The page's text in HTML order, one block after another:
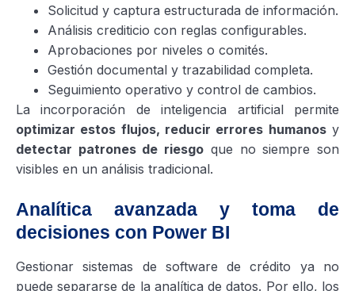
Solicitud y captura estructurada de información.
Análisis crediticio con reglas configurables.
Aprobaciones por niveles o comités.
Gestión documental y trazabilidad completa.
Seguimiento operativo y control de cambios.
La incorporación de inteligencia artificial permite
optimizar estos flujos, reducir errores humanosy
detectar patrones de riesgo que no siempre son
visibles en un análisis tradicional.
Analítica avanzada y toma de
decisiones con Power BI
Gestionar sistemas de software de crédito ya no
puede separarse de la analítica de datos. Por ello, los